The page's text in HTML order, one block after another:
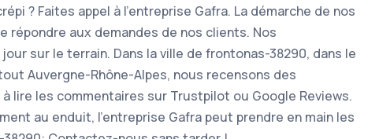
? Faites appel à l'entreprise Gafra. La démarche de nos
aux demandes de nos clients. Nos
sur le terrain. Dans la ville de frontonas-38290, dans le
Auvergne-Rhône-Alpes, nous recensons des
lire les commentaires sur Trustpilot ou Google Reviews.
au enduit, l’entreprise Gafra peut prendre en main les